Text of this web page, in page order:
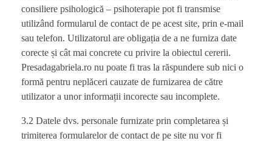
consiliere psihologică – psihoterapie pot fi transmise
utilizând formularul de contact de pe acest site, prin e-mail
sau telefon. Utilizatorul are obligația de a ne furniza date
corecte și cât mai concrete cu privire la obiectul cererii.
Presadagabriela.ro nu poate fi tras la răspundere sub nici o
formă pentru neplăceri cauzate de furnizarea de către
utilizator a unor informații incorecte sau incomplete.
3.2 Datele dvs. personale furnizate prin completarea și
trimiterea formularelor de contact de pe site nu vor fi